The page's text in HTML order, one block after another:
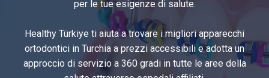
per le tue esigenze di salute.
Healthy Türkiye ti aiuta a trovare i migliori apparecchi
ortodontici in Turchia a prezzi accessibili e adotta un
approccio di servizio a 360 gradi in tutte le aree della